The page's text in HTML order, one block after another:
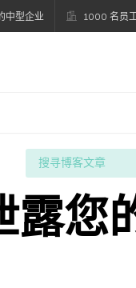
中型企业 1000 名员
露您